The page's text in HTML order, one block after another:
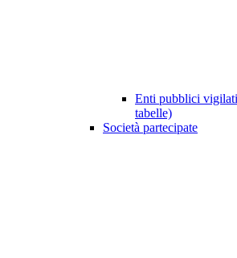
Enti pubblici
tabelle)
Società partecipate